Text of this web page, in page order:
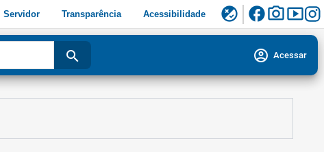
Servidor Transparência Acessibilidade flaky facebookphoto_camerasmart_display
search account_circle Acessar